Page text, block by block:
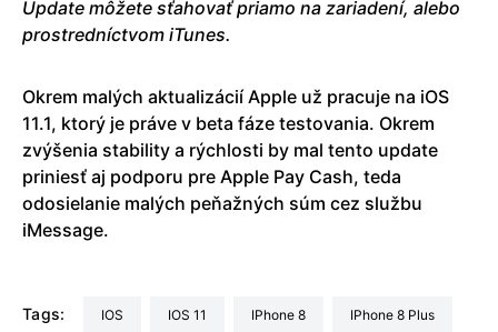
Update môžete sťahovať priamo na zariadení, alebo
prostredníctvom iTunes.
Okrem malých aktualizácií Apple už pracuje na iOS
11.1, ktorý je práve v beta fáze testovania. Okrem
zvýšenia stability a rýchlosti by mal tento update
priniesť aj podporu pre Apple Pay Cash, teda
odosielanie malých peňažných súm cez službu
iMessage.
Tags: iOS iOS 11 iPhone 8 iPhone 8 Plus